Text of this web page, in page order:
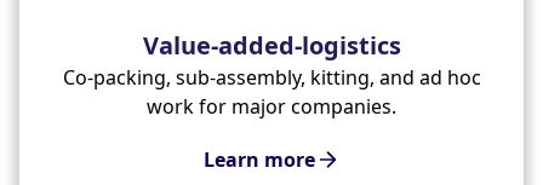
Value-added-logistics
Co-packing, sub-assembly, kitting, and ad hoc
work for major companies.
Learn more